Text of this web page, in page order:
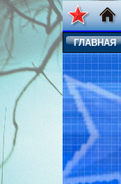
ГЛАВНАЯ